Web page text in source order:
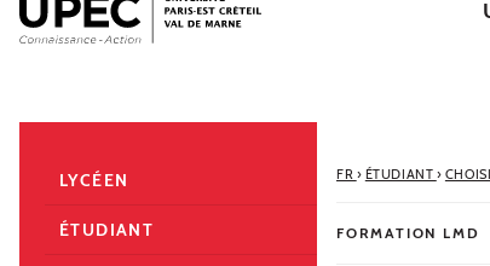
FR › ÉTUDIANT ›
FORMATION LMD
LYCÉEN
ÉTUDIANT